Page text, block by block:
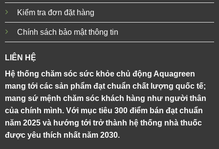
Kiểm tra đơn đặt hàng
Chính sách bảo mật thông tin
LIÊN HỆ
Hệ thống chăm sóc sức khỏe chủ động Aquagreen
mang tới các sản phẩm đạt chuẩn chất lượng quốc tế;
mang sứ mệnh chăm sóc khách hàng như người thân
của chính mình. Với mục tiêu 300 điểm bán đạt chuẩn
năm 2025 và hướng tới trở thành hệ thống nhà thuốc
được yêu thích nhất năm 2030.